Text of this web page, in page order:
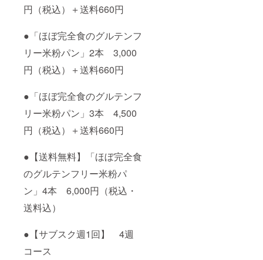
円（税込）＋送料660円
●「ほぼ完全食のグルテンフ
リー米粉パン」2本 3,000
円（税込）＋送料660円
●「ほぼ完全食のグルテンフ
リー米粉パン」3本 4,500
円（税込）＋送料660円
●【送料無料】「ほぼ完全食
のグルテンフリー米粉パ
ン」4本 6,000円（税込・
送料込）
●【サブスク週1回】 4週
コース